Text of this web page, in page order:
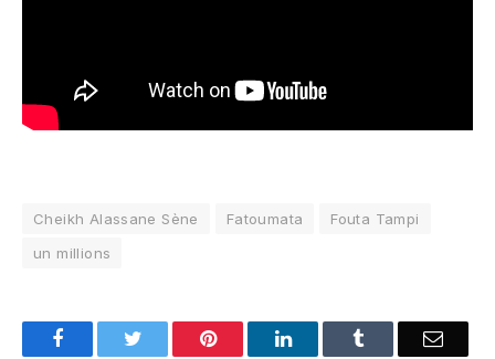
Cheikh Alassane Sène Fatoumata
Fouta Tampi
un millions
FacebookTwitter Pinterest LinkedInTumblr Email